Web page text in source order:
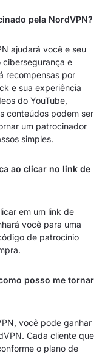
pela NordVPN?
ajudará você e seu
cibersegurança e
recompensas por
e sua experiência
do YouTube,
conteúdos podem ser
um patrocinador
simples.
ao clicar no link de
em um link de
você para uma
de patrocínio
posso me tornar
você pode ganhar
Cada cliente que
o plano de